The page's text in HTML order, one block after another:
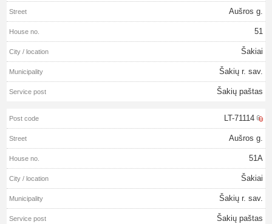
Aušros g.
51
Šakiai
Šakių r. sav.
Šakių paštas
LT-71114
Aušros g.
51A
Šakiai
Šakių r. sav.
Šakių paštas